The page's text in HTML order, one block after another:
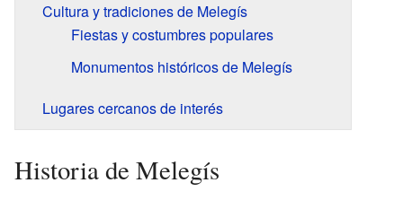
Cultura y tradiciones de Melegís
Fiestas y costumbres populares
Monumentos históricos de Melegís
Lugares cercanos de interés
Historia de Melegís